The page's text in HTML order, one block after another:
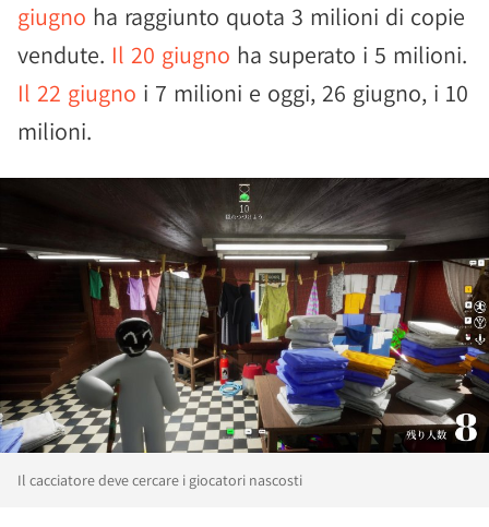
giugno ha raggiunto quota 3 milioni di copie
vendute. Il 20 giugno ha superato i 5 milioni.
Il 22 giugno i 7 milioni e oggi, 26 giugno, i 10
milioni.
Il cacciatore deve cercare i giocatori nascosti